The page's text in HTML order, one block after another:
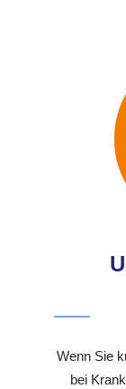
Wenn Sie
bei